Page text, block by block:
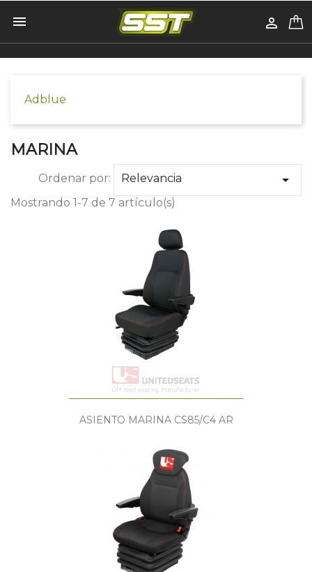
 
Adblue
MARINA
Ordenar por: Relevancia 
Mostrando 1-7 de 7 artículo(s)
ASIENTO MARINA CS85/C4 AR